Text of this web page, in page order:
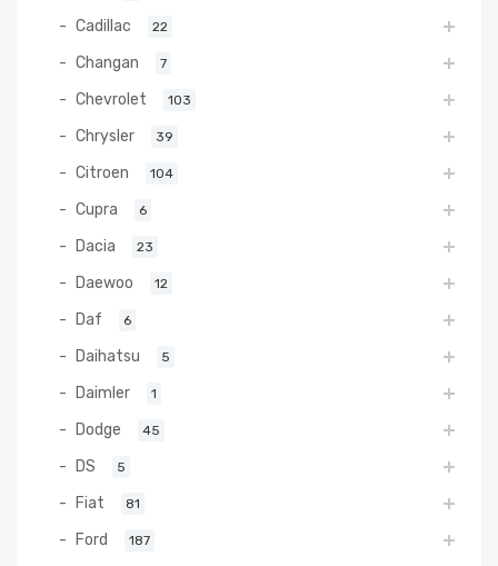
Cadillac 22
Changan 7
Chevrolet 103
Chrysler 39
Citroen 104
Cupra 6
Dacia 23
Daewoo 12
Daf 6
Daihatsu 5
Daimler 1
Dodge 45
DS 5
Fiat 81
Ford 187